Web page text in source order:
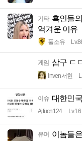
기타 흑인들
역겨운 이유
풀소유
게임 삼구 ㄷ
Inven서현
이슈 대한민
Ajfucn124 Lv.16
유머 이놈들